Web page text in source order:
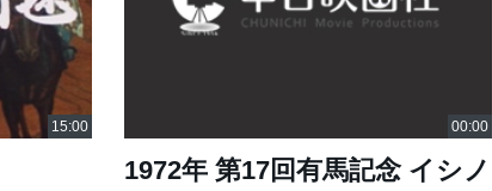
1972年 第17回有馬記念 イシノ